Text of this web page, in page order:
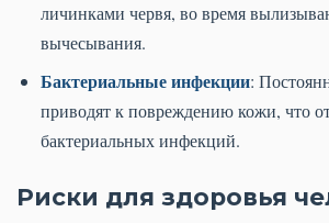
личинками червя, во время
вычесывания.
Бактериальные инфекции:
приводят к повреждению кожи, что
бактериальных инфекций.
Риски для здоровья